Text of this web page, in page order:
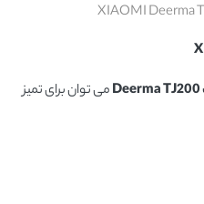
Deerma TJ200می توان برای تمیز